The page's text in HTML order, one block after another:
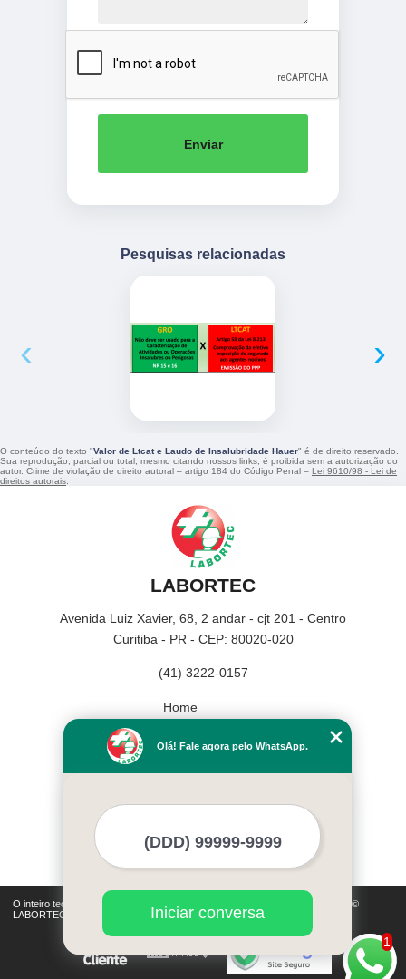
Enviar
Pesquisas relacionadas
‹ ›
O conteúdo do texto "Valor de Ltcat e Laudo de Insalubridade Hauer" é de direito reservado.
Sua reprodução, parcial ou total, mesmo citando nossos links, é proibida sem a autorização do
autor. Crime de violação de direito autoral – artigo 184 do Código Penal – Lei 9610/98 - Lei de
direitos autorais
LABORTEC
Avenida Luiz Xavier, 68, 2 andar - cjt 201 - Centro
Curitiba - PR - CEP: 80020-020
(41) 3222-0157
Home
Missão
Serviços
Mais Serviços
O inteiro teor deste site está sujeito à proteção de direitos autorais. Copyright©
LABORTEC (Lei 9610 de 19/02/1998)
1
Olá! Fale agora pelo WhatsApp.
Iniciar conversa